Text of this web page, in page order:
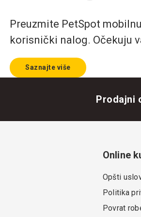
Preuzmite PetSpot
korisnički nalog. Očekuju
Saznajte više
Prodajni
Online
Opšti
Politika
Povrat